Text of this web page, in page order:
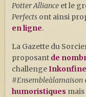
Potter Allianceet le
Perfectsont ainsi
en ligne.
La Gazette du
proposant de
challenge
#Ensembleàlamaison
humoristiquesmais